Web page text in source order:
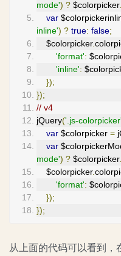
mode') ? $colorpicker.
var
inline') ? true: false;
    $colorpicker
.
'format':
'inline':
});
});
// v4
jQuery('.js-colorpicker'
var $colorpicker =
var
mode') ? $colorpicker.
    $colorpicker
.
'format':
});
});
从上面的代码可以看到，